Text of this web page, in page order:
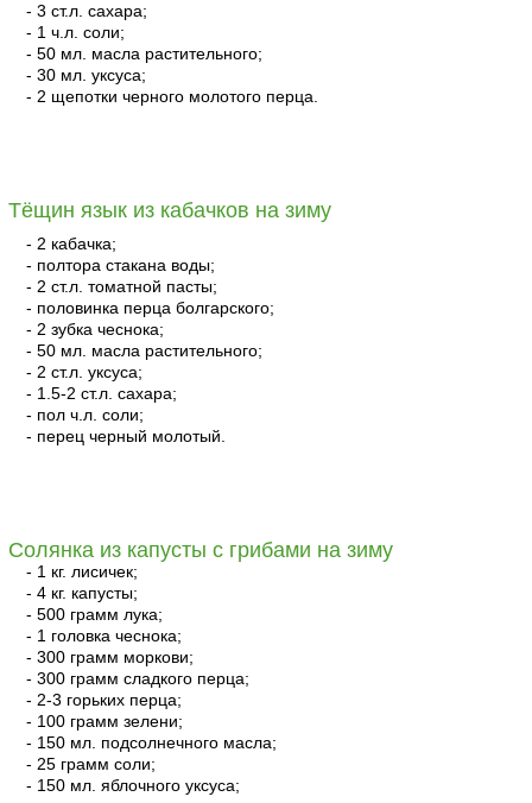
- 3 ст.л. сахара;
- 1 ч.л. соли;
- 50 мл. масла растительного;
- 30 мл. уксуса;
- 2 щепотки черного молотого перца.
Тёщин язык из кабачков на зиму
- 2 кабачка;
- полтора стакана воды;
- 2 ст.л. томатной пасты;
- половинка перца болгарского;
- 2 зубка чеснока;
- 50 мл. масла растительного;
- 2 ст.л. уксуса;
- 1.5-2 ст.л. сахара;
- пол ч.л. соли;
- перец черный молотый.
Солянка из капусты с грибами на зиму
- 1 кг. лисичек;
- 4 кг. капусты;
- 500 грамм лука;
- 1 головка чеснока;
- 300 грамм моркови;
- 300 грамм сладкого перца;
- 2-3 горьких перца;
- 100 грамм зелени;
- 150 мл. подсолнечного масла;
- 25 грамм соли;
- 150 мл. яблочного уксуса;